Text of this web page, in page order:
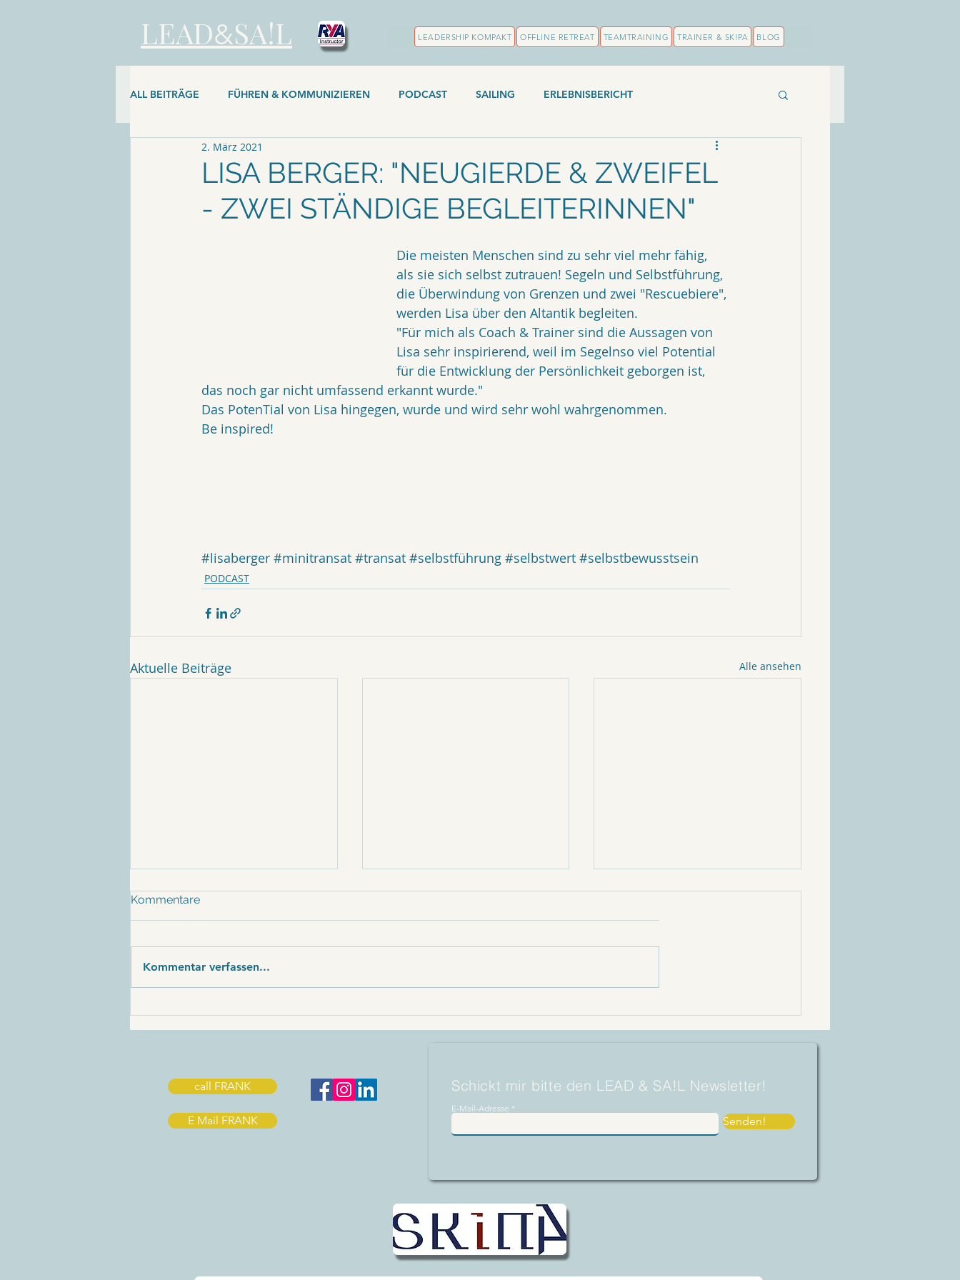
LEADERSHIP KOMPAKT OFFLINE RETREAT TEAMTRAINING TRAINER & SK!PA BLOG
LEAD&SA!L
ALL BEITRÄGE FÜHREN & KOMMUNIZIEREN PODCAST SAILING ERLEBNISBERICHT
PERSONAL MASTERY
LISA BERGER: "NEUGIERDE & ZWEIFEL
- ZWEI STÄNDIGE BEGLEITERINNEN"
2. März 2021
Die meisten Menschen sind zu sehr viel mehr fähig,
als sie sich selbst zutrauen! Segeln und Selbstführung,
die Überwindung von Grenzen und zwei "Rescuebiere",
werden Lisa über den Altantik begleiten.
"Für mich als Coach & Trainer sind die Aussagen von
Lisa sehr inspirierend, weil im Segelnso viel Potential
für die Entwicklung der Persönlichkeit geborgen ist,
das noch gar nicht umfassend erkannt wurde."
Das PotenTial von Lisa hingegen, wurde und wird sehr wohl wahrgenommen.
Be inspired!
#lisaberger #minitransat #transat #selbstführung #selbstwert #selbstbewusstsein
PODCAST
Aktuelle Beiträge Alle ansehen
Kommentare
Kommentar verfassen...
call FRANK
E Mail FRANK
Schickt mir bitte den LEAD & SA!L Newsletter!
E-Mail-Adresse
Senden!